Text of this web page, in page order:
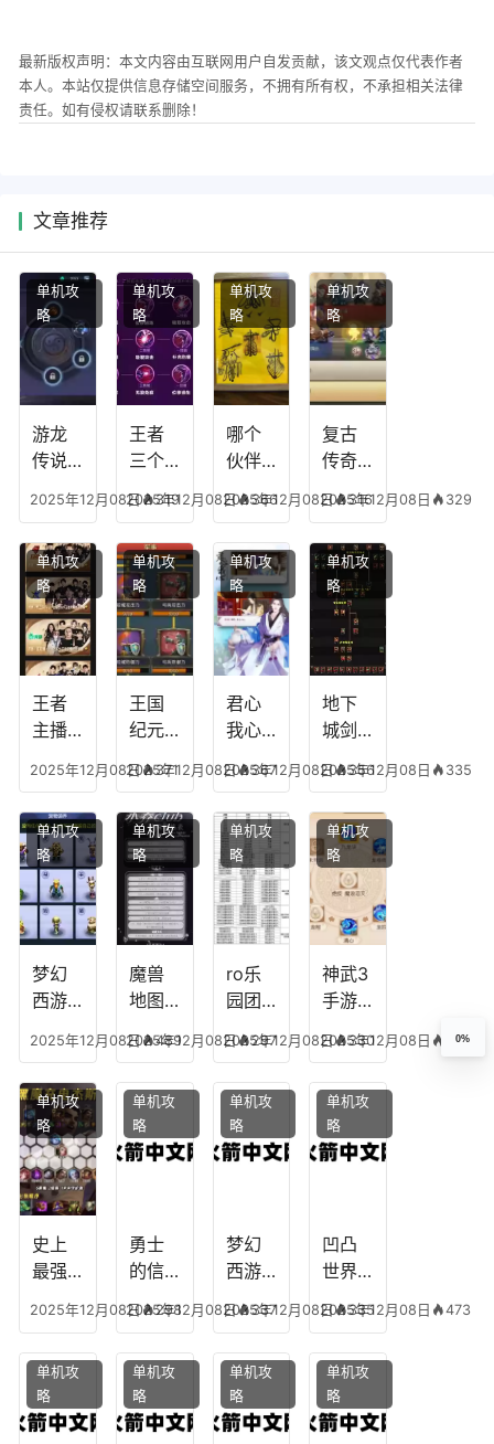
最新版权声明：本文内容由互联网用户自发贡献，该文观点仅代表作者
本人。本站仅提供信息存储空间服务，不拥有所有权，不承担相关法律
责任。如有侵权请联系删除！
文章推荐
游龙
传说
能，
游龙
传说
多少
级能
挖矿
2025年12月08日 319
单机攻
略
王者
三个
加
点，
王者
技能
可以
放三
个是
什么
模式
2025年12月08日 366
单机攻
略
哪个
伙伴
心符
技
能，
失心
符命
中后
附加
五雷
2025年12月08日 316
单机攻
略
复古
传奇
平民
搭配
阵
容，
复古
传奇
英雄
版哪
个组
合平
2025年12月08日 329
单机攻
略
王者
主播
搭
配，
王者
最强
的主
播
2025年12月08日 371
单机攻
略
王国
纪元
搭
配，
王国
纪元
最强
2025年12月08日 367
单机攻
略
君心
我心
宫攻
略，
君心
我心
剧情
文本
2025年12月08日 356
单机攻
略
地下
城剑
能加
点
图，
地下
城剑
神用
什么
装备
2025年12月08日 335
单机攻
略
梦幻
西游
下
凡，
梦幻
十二
生肖
2025年12月08日 489
单机攻
略
魔兽
地图
任务
攻
略，
魔兽
世界
2025年12月08日 297
单机攻
略
ro乐
园团
附
魔，
乐园
团装
备任
2025年12月08日 330
单机攻
略
神武3
手游
辅助
技能
加
点，
神武
龙宫
怎么
2025年12月08日 337
单机攻
略
史上
最强
容搭
配，
最强
法师
2025年12月08日 298
单机攻
略
勇士
的信
物技
能，
勇士
的信
仰宠
2025年12月08日 337
单机攻
略
梦幻
西游
炼丹
炉攻
略，
梦幻
西游
2025年12月08日 335
单机攻
略
凹凸
世界
全部
阵容
搭
配，
凹凸
2025年12月08日 473
单机攻
略
单机攻
略
单机攻
略
单机攻
略
单机攻
略
0%